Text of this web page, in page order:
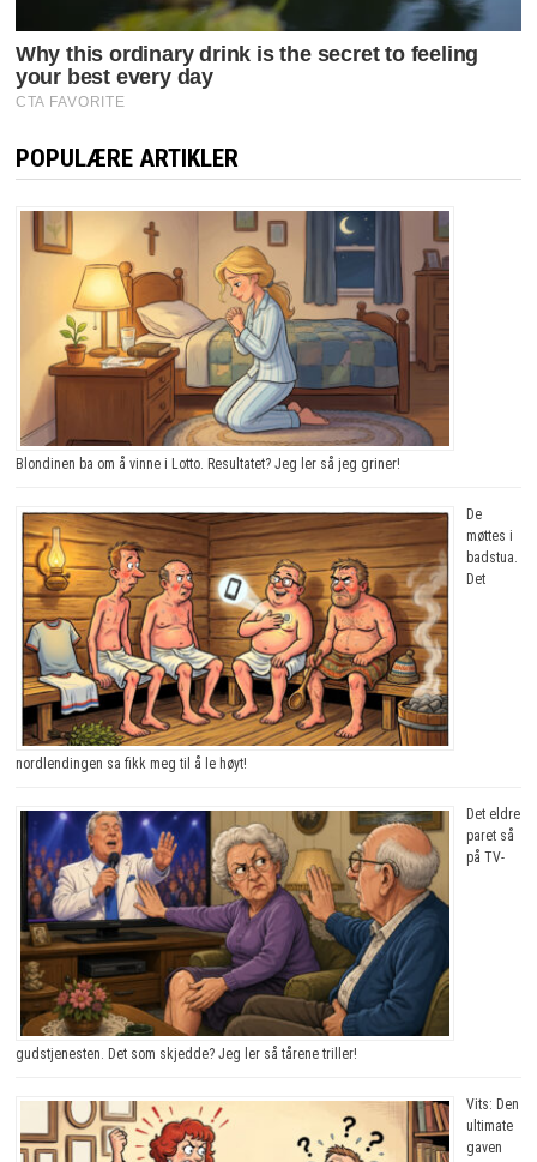
POPULÆRE ARTIKLER
Blondinen ba om å vinne i Lotto. Resultatet? Jeg ler så jeg griner!
De
møttes i
badstua.
Det
nordlendingen sa fikk meg til å le høyt!
Det eldre
paret så
på TV-
gudstjenesten. Det som skjedde? Jeg ler så tårene triller!
Vits: Den
ultimate
gaven